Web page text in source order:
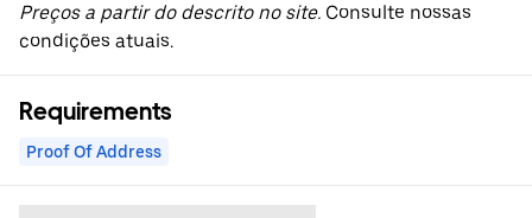
Preços a partir do descrito no site. Consulte nossas
condições atuais.
Requirements
Proof Of Address